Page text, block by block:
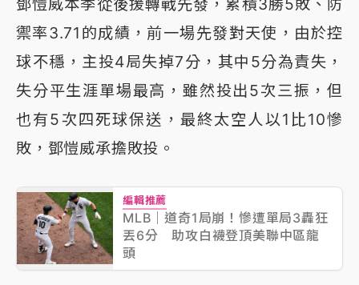
鄧愷威本季從後援轉戰先發，累積3勝5敗、防
禦率3.71的成績，前一場先發對天使，由於控
球不穩，主投4局失掉7分，其中5分為責失，
失分平生涯單場最高，雖然投出5次三振，但
也有5次四死球保送，最終太空人以1比10慘
敗，鄧愷威承擔敗投。
編輯推薦
MLB｜道奇1局崩！慘遭單局3轟狂
丟6分 助攻白襪登頂美聯中區龍
頭